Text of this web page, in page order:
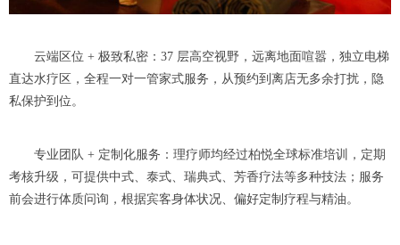
云端区位 + 极致私密：37 层高空视野，远离地面喧嚣，独立电梯
直达水疗区，全程一对一管家式服务，从预约到离店无多余打扰，隐
私保护到位。
专业团队 + 定制化服务：理疗师均经过柏悦全球标准培训，定期
考核升级，可提供中式、泰式、瑞典式、芳香疗法等多种技法；服务
前会进行体质问询，根据宾客身体状况、偏好定制疗程与精油。